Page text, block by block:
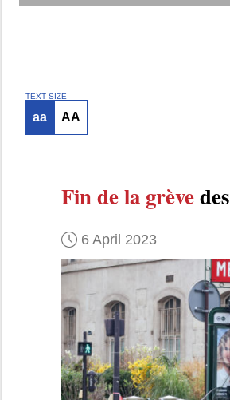
TEXT SIZE
aa AA
Fin de la grèvedes
6 April 2023